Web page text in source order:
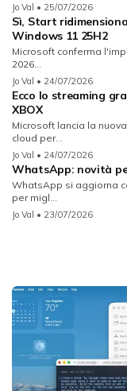
Jo Val • 25/07/2026
Sì, Start
Windows 11 25H2
Microsoft conferma
2026...
Jo Val • 24/07/2026
Ecco lo streaming
XBOX
Microsoft lancia la
cloud per...
Jo Val • 24/07/2026
WhatsApp: novità
WhatsApp si aggiorna
per migl...
Jo Val • 23/07/2026